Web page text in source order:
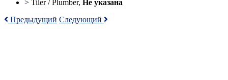
> Tiler / Plumber, Не указана
Предыдущий Следующий